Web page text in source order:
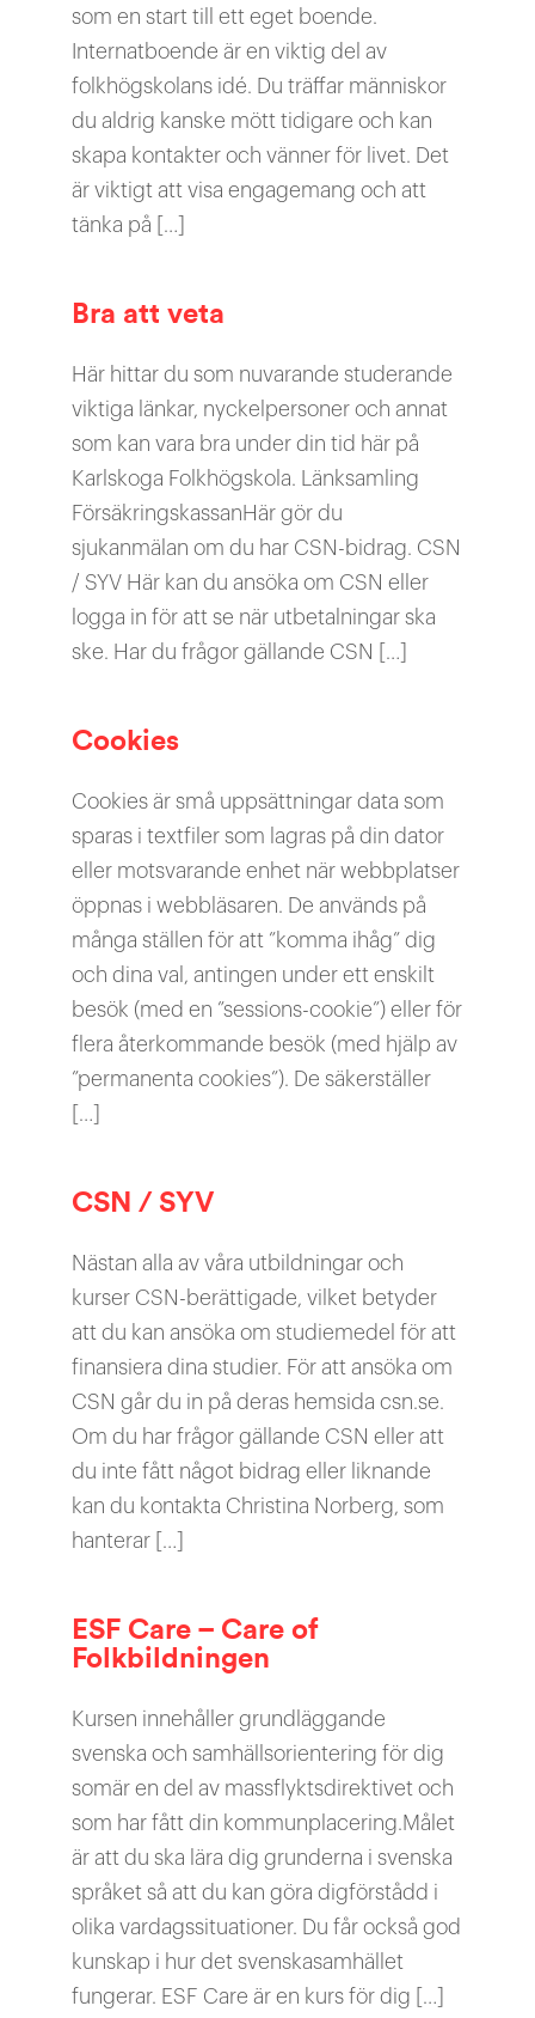
som en start till ett eget boende.
Internatboende är en viktig del av
folkhögskolans idé. Du träffar människor
du aldrig kanske mött tidigare och kan
skapa kontakter och vänner för livet. Det
är viktigt att visa engagemang och att
tänka på […]
Bra att veta
Här hittar du som nuvarande studerande
viktiga länkar, nyckelpersoner och annat
som kan vara bra under din tid här på
Karlskoga Folkhögskola. Länksamling
FörsäkringskassanHär gör du
sjukanmälan om du har CSN-bidrag. CSN
/ SYV Här kan du ansöka om CSN eller
logga in för att se när utbetalningar ska
ske. Har du frågor gällande CSN […]
Cookies
Cookies är små uppsättningar data som
sparas i textfiler som lagras på din dator
eller motsvarande enhet när webbplatser
öppnas i webbläsaren. De används på
många ställen för att ”komma ihåg” dig
och dina val, antingen under ett enskilt
besök (med en ”sessions-cookie”) eller för
flera återkommande besök (med hjälp av
”permanenta cookies”). De säkerställer
[…]
CSN / SYV
Nästan alla av våra utbildningar och
kurser CSN-berättigade, vilket betyder
att du kan ansöka om studiemedel för att
finansiera dina studier. För att ansöka om
CSN går du in på deras hemsida csn.se.
Om du har frågor gällande CSN eller att
du inte fått något bidrag eller liknande
kan du kontakta Christina Norberg, som
hanterar […]
ESF Care – Care of
Folkbildningen
Kursen innehåller grundläggande
svenska och samhällsorientering för dig
somär en del av massflyktsdirektivet och
som har fått din kommunplacering.Målet
är att du ska lära dig grunderna i svenska
språket så att du kan göra digförstådd i
olika vardagssituationer. Du får också god
kunskap i hur det svenskasamhället
fungerar. ESF Care är en kurs för dig […]